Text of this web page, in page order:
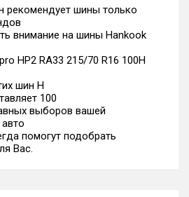
рекомендует шины только
внимание на шины Hankook
HP2 RA33 215/70 R16 100H
шин H
100
выборов вашей
помогут подобрать
Вас.